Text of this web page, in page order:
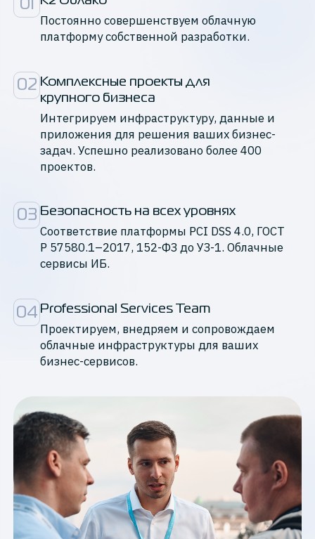
01
Постоянно совершенствуем облачную
платформу собственной разработки.
02 Комплексные проекты для
крупного бизнеса
Интегрируем инфраструктуру, данные и
приложения для решения ваших бизнес-
задач. Успешно реализовано более 400
проектов.
03 Безопасность на всех уровнях
Cоответствие платформы PCI DSS 4.0, ГОСТ
Р 57580.1–2017, 152-ФЗ до УЗ-1. Облачные
сервисы ИБ.
04 Professional Services Team
Проектируем, внедряем и сопровождаем
облачные инфраструктуры для ваших
бизнес-сервисов.